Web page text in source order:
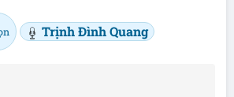
Trịnh Đình Quang